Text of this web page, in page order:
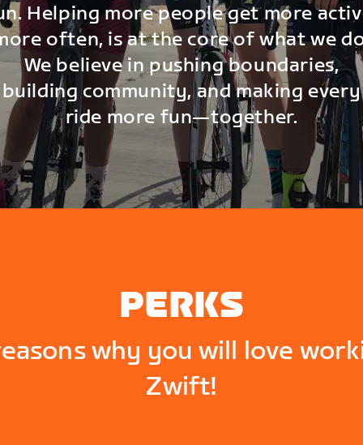
Helping more people get more
often, is at the core of what we
We believe in pushing boundaries,
building community, and making every
ride more fun—together.
PERKS
why you will love
Zwift!